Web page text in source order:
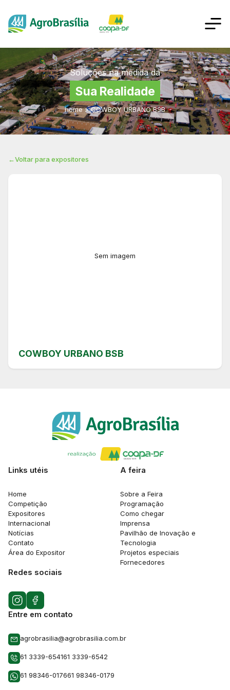
Soluções na medida da
Sua Realidade
home > COWBOY URBANO BSB
←Voltar para expositores
Sem imagem
COWBOY URBANO BSB
Links utéis
Home
Competição
Expositores
Internacional
Notícias
Contato
Área do Expositor
A feira
Sobre a Feira
Programação
Como chegar
Imprensa
Pavilhão de Inovação e
Tecnologia
Projetos especiais
Fornecedores
Redes sociais
Entre em contato
agrobrasilia@agrobrasilia.com.br
61 3339-654161 3339-6542
61 98346-017661 98346-0179